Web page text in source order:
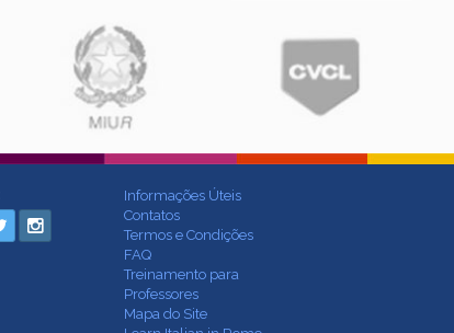
Informações Úteis
Contatos
Termos e Condições
FAQ
Treinamento para
Professores
Mapa do Site